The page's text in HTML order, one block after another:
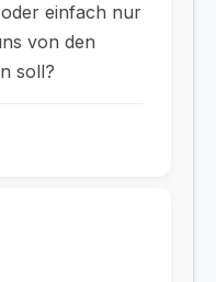
einfach nur
von den
soll?